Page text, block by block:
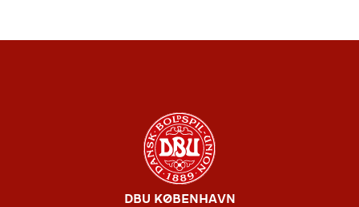
DBU KØBENHAVN